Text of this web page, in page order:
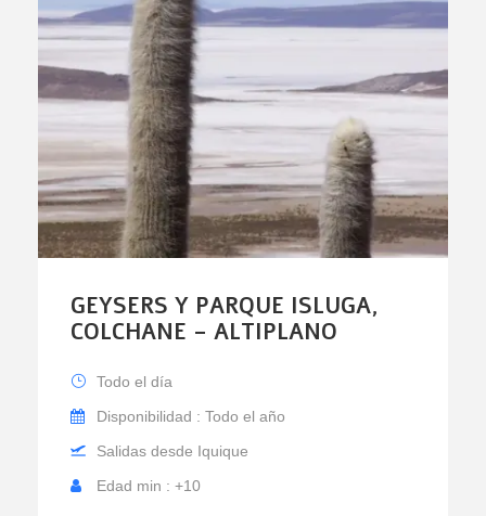
GEYSERS Y PARQUE ISLUGA,
COLCHANE – ALTIPLANO
Todo el día
Disponibilidad : Todo el año
Salidas desde Iquique
Edad min : +10